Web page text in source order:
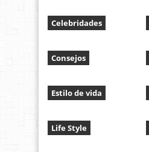
Celebridades
Consejos
Estilo de vida
Life Style